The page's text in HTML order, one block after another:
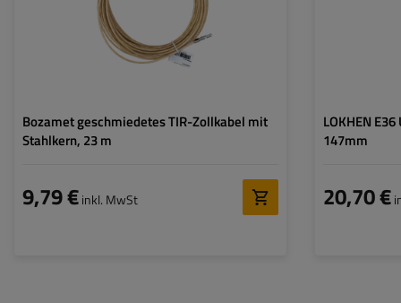
Bozamet geschmiedetes TIR-Zollkabel mit
Stahlkern, 23 m
9,79 €inkl. MwSt
LOKHEN
147mm
20,70 €